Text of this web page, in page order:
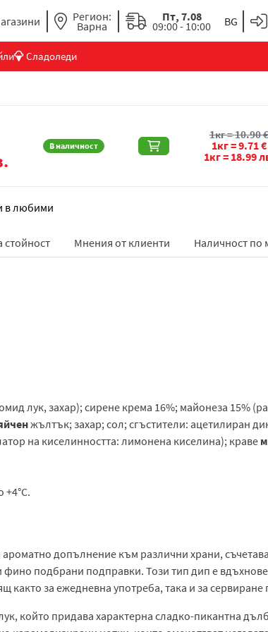
Регион:
Варна
Пт, 7.08
09:00 - 10:00
Сладоледи
В наличност
1кг =10.90€
1кг =9.71€
1кг = 18.99
в любими
стойност Мнения от клиенти Наличност по
лук, захар); сирене крема 16%; майонеза 15%
жълтък; захар; сол; сгъстители: ацетилиран
на киселинността: лимонена киселина); краве
+4°C.
ароматно допълнение към различни храни,
фино подбрани подправки. Този тип дип е
както за ежедневна употреба, така и за
който придава характерна сладко-пикантна